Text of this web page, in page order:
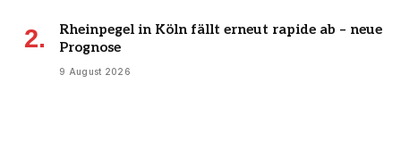
Rheinpegel in Köln fällt erneut rapide ab – neue
Prognose
9 August 2026